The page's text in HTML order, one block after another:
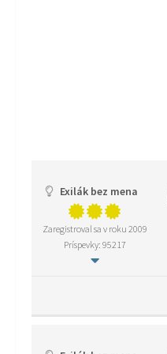
Exilák bez mena
Zaregistroval sa v roku 2009
Príspevky: 95217